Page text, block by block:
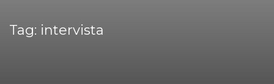
Tag: intervista